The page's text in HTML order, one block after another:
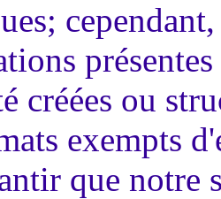
créées ou
exempts
que notre